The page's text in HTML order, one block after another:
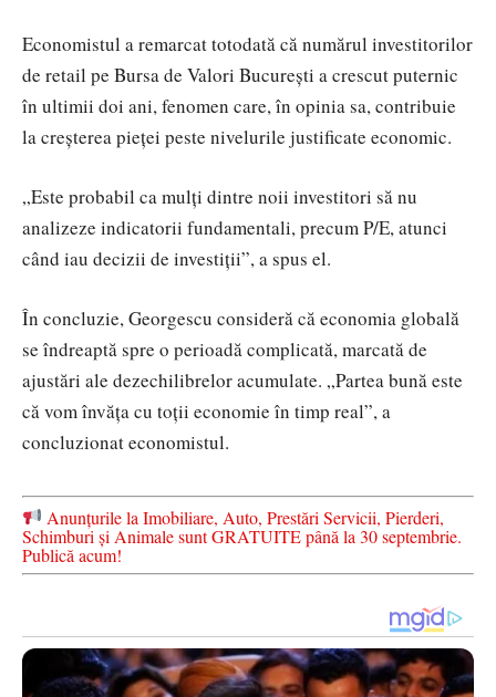
Economistul a remarcat totodată că numărul investitorilor
de retail pe Bursa de Valori București a crescut puternic
în ultimii doi ani, fenomen care, în opinia sa, contribuie
la creșterea pieței peste nivelurile justificate economic.
„Este probabil ca mulți dintre noii investitori să nu
analizeze indicatorii fundamentali, precum P/E, atunci
când iau decizii de investiții”, a spus el.
În concluzie, Georgescu consideră că economia globală
se îndreaptă spre o perioadă complicată, marcată de
ajustări ale dezechilibrelor acumulate. „Partea bună este
că vom învăța cu toții economie în timp real”, a
concluzionat economistul.
Anunțurile la Imobiliare, Auto, Prestări Servicii, Pierderi,
Schimburi și Animale sunt GRATUITE până la 30 septembrie.
Publică acum!